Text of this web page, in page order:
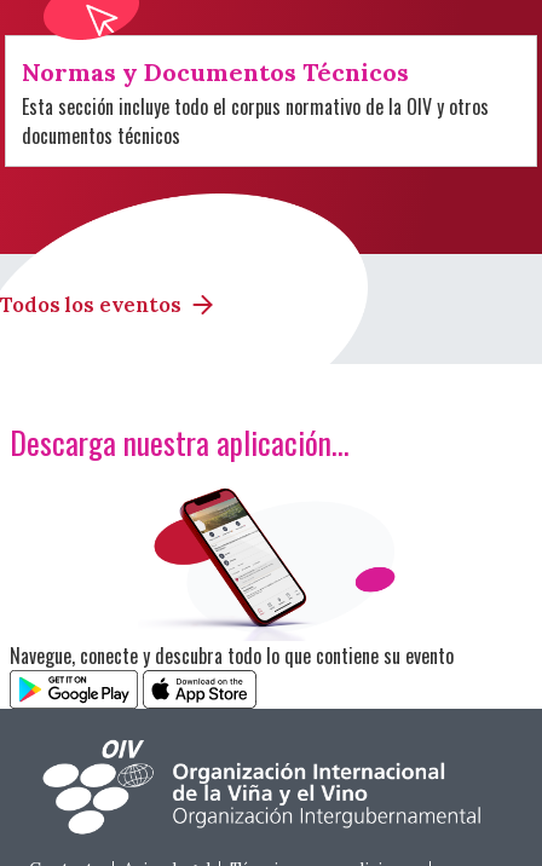
Normas y Documentos Técnicos
Esta sección incluye todo el corpus normativo de la OIV y otros
documentos técnicos
Todos los eventos
Descarga nuestra aplicación…
<p>Imagen</p>
Navegue, conecte y descubra todo lo que contiene su evento